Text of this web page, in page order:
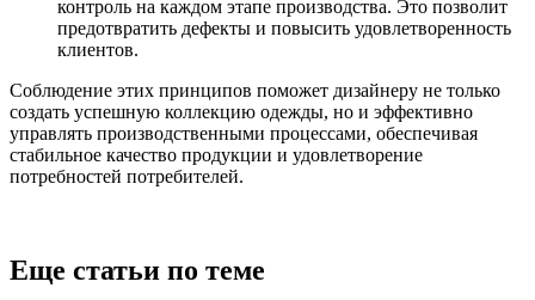
контроль на каждом этапе производства. Это позволит
предотвратить дефекты и повысить удовлетворенность
клиентов.
Соблюдение этих принципов поможет дизайнеру не только
создать успешную коллекцию одежды, но и эффективно
управлять производственными процессами, обеспечивая
стабильное качество продукции и удовлетворение
потребностей потребителей.
Еще статьи по теме